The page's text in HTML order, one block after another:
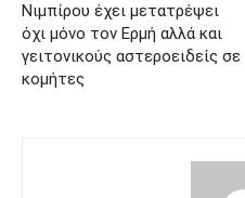
Νιμπίρου έχει μετατρέψει
όχι μόνο τον Ερμή αλλά και
γειτονικούς αστεροειδείς σε
κομήτες